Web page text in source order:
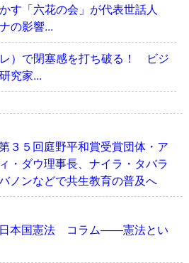
す「六花の会」が代表世話人
の影響...
）で閉塞感を打ち破る！ ビジ
究家...
３５回庭野平和賞受賞団体・ア
ダウ理事長、ナイラ・タバラ
ンなどで共生教育の普及へ
本国憲法 コラム――憲法とい